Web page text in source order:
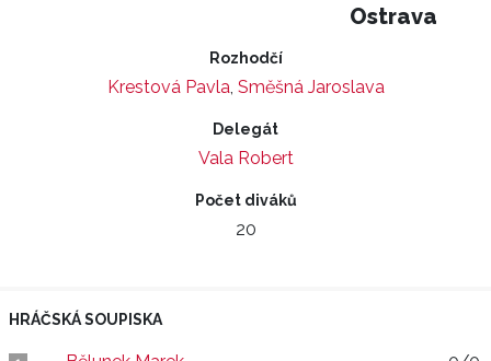
Ostrava
Rozhodčí
Krestová Pavla, Směšná Jaroslava
Delegát
Vala Robert
Počet diváků
20
HRÁČSKÁ SOUPISKA